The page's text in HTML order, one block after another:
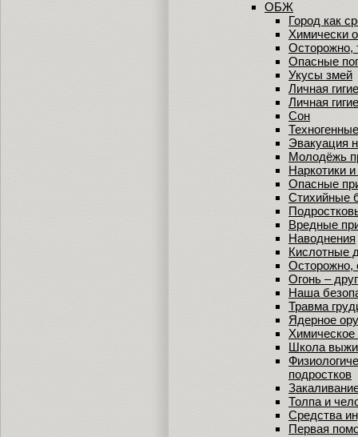
ОБЖ
Город как
Химически
Осторожно,
Опасные
Укусы змей
Личная
Личная
Сон
Эвакуация
Молодёжь
Наркотики
Опасные
Стихийные
Вредные
Наводнения
Кислотные
Осторожно,
Огонь –
Наша
Травма
Ядерное
Химическое
Школа
подростков
Толпа и
Средства
Первая